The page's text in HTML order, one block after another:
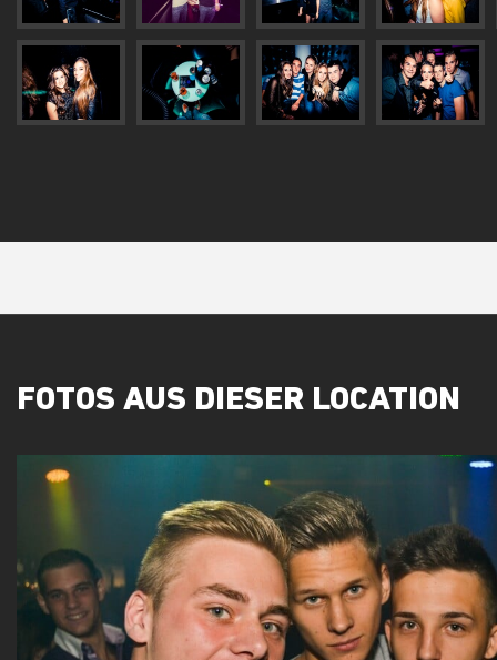
FOTOS AUS DIESER LOCATION